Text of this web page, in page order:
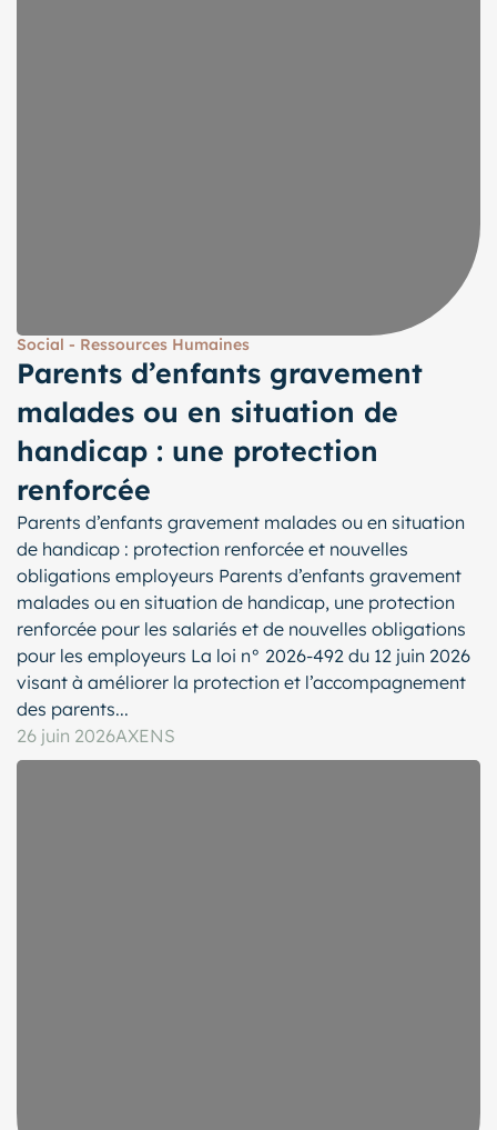
Social - Ressources Humaines
Parents d’enfants gravement
malades ou en situation de
handicap : une protection
renforcée
Parents d’enfants gravement malades ou en situation
de handicap : protection renforcée et nouvelles
obligations employeurs Parents d’enfants gravement
malades ou en situation de handicap, une protection
renforcée pour les salariés et de nouvelles obligations
pour les employeurs La loi n° 2026-492 du 12 juin 2026
visant à améliorer la protection et l’accompagnement
des parents...
26 juin 2026AXENS